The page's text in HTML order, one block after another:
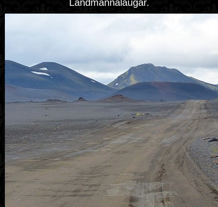
Landmannalaugar.